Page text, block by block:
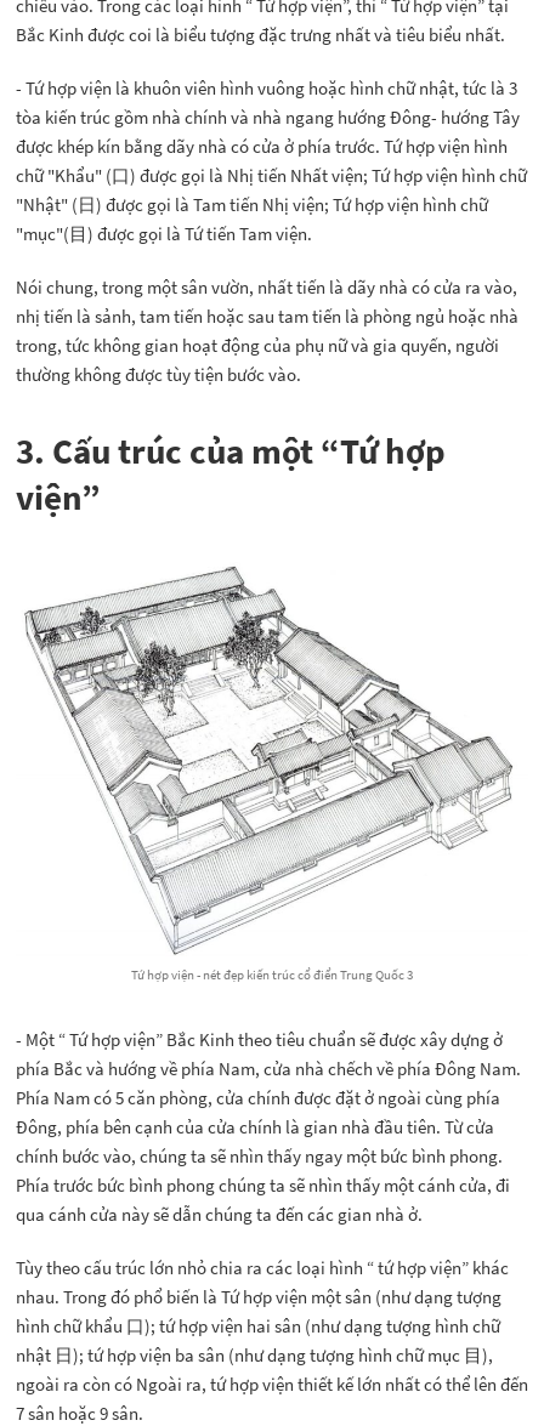
chiếu vào. Trong các loại hình “ Tứ hợp viện”, thì “ Tứ hợp viện” tại
Bắc Kinh được coi là biểu tượng đặc trưng nhất và tiêu biểu nhất.
- Tứ hợp viện là khuôn viên hình vuông hoặc hình chữ nhật, tức là 3
tòa kiến trúc gồm nhà chính và nhà ngang hướng Đông- hướng Tây
được khép kín bằng dãy nhà có cửa ở phía trước. Tứ hợp viện hình
chữ "Khẩu" (口) được gọi là Nhị tiến Nhất viện; Tứ hợp viện hình chữ
"Nhật" (日) được gọi là Tam tiến Nhị viện; Tứ hợp viện hình chữ
"mục"(目) được gọi là Tứ tiến Tam viện.
Nói chung, trong một sân vườn, nhất tiến là dãy nhà có cửa ra vào,
nhị tiến là sảnh, tam tiến hoặc sau tam tiến là phòng ngủ hoặc nhà
trong, tức không gian hoạt động của phụ nữ và gia quyến, người
thường không được tùy tiện bước vào.
3. Cấu trúc của một “Tứ hợp
viện”
Tứ hợp viện - nét đẹp kiến trúc cổ điển Trung Quốc 3
- Một “ Tứ hợp viện” Bắc Kinh theo tiêu chuẩn sẽ được xây dựng ở
phía Bắc và hướng về phía Nam, cửa nhà chếch về phía Đông Nam.
Phía Nam có 5 căn phòng, cửa chính được đặt ở ngoài cùng phía
Đông, phía bên cạnh của cửa chính là gian nhà đầu tiên. Từ cửa
chính bước vào, chúng ta sẽ nhìn thấy ngay một bức bình phong.
Phía trước bức bình phong chúng ta sẽ nhìn thấy một cánh cửa, đi
qua cánh cửa này sẽ dẫn chúng ta đến các gian nhà ở.
Tùy theo cấu trúc lớn nhỏ chia ra các loại hình “ tứ hợp viện” khác
nhau. Trong đó phổ biến là Tứ hợp viện một sân (như dạng tượng
hình chữ khẩu 口); tứ hợp viện hai sân (như dạng tượng hình chữ
nhật 日); tứ hợp viện ba sân (như dạng tượng hình chữ mục 目),
ngoài ra còn có Ngoài ra, tứ hợp viện thiết kế lớn nhất có thể lên đến
7 sân hoặc 9 sân.